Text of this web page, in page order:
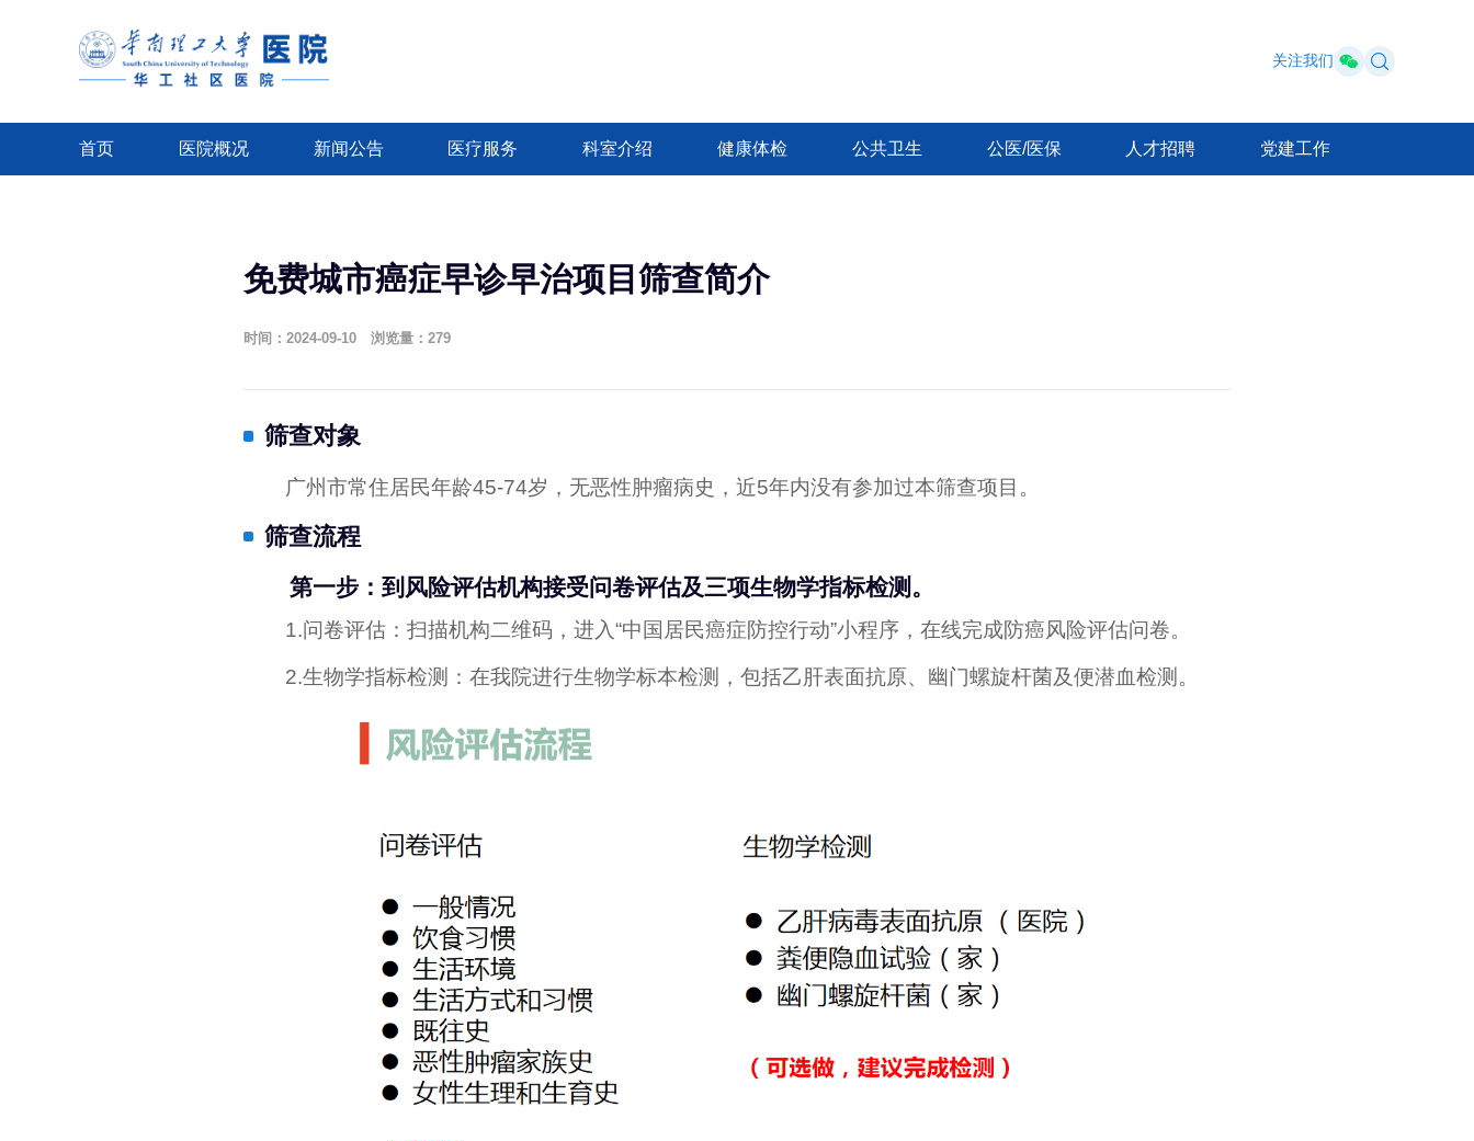
关注我们
首页 医院概况 新闻公告 医疗服务 科室介绍 健康体检 公共卫生 公医/医保 人才招聘 党建工作
免费城市癌症早诊早治项目筛查简介
时间：2024-09-10 浏览量： 279
筛查对象
广州市常住居民年龄45-74岁，无恶性肿瘤病史，近5年内没有参加过本筛查项目。
筛查流程
第一步：到风险评估机构接受问卷评估及三项生物学指标检测。
1.问卷评估：扫描机构二维码，进入“中国居民癌症防控行动”小程序，在线完成防癌风险评估问卷。
2.生物学指标检测：在我院进行生物学标本检测，包括乙肝表面抗原、幽门螺旋杆菌及便潜血检测。